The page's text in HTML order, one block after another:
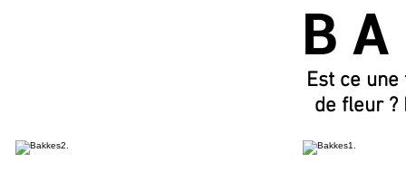
B A
Est ce
de fleur ?